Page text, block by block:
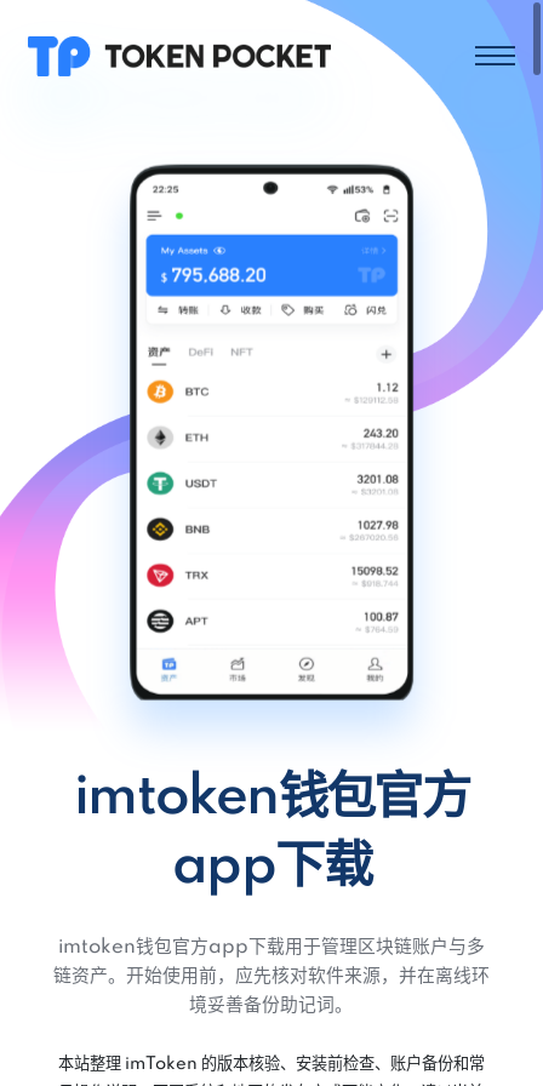
imtoken钱包官方
app下载
imtoken钱包官方app下载用于管理区块链账户与多
链资产。开始使用前，应先核对软件来源，并在离线环
境妥善备份助记词。
本站整理 imToken 的版本核验、安装前检查、账户备份和常